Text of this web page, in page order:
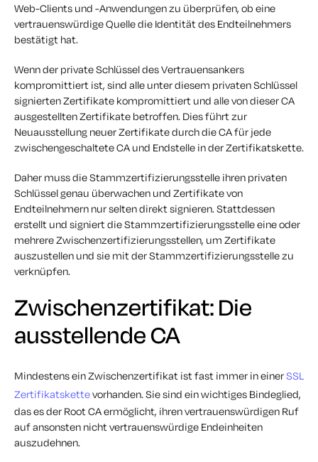
Web-Clients und -Anwendungen zu überprüfen, ob eine
vertrauenswürdige Quelle die Identität des Endteilnehmers
bestätigt hat.
Wenn der private Schlüssel des Vertrauensankers
kompromittiert ist, sind alle unter diesem privaten Schlüssel
signierten Zertifikate kompromittiert und alle von dieser CA
ausgestellten Zertifikate betroffen. Dies führt zur
Neuausstellung neuer Zertifikate durch die CA für jede
zwischengeschaltete CA und Endstelle in der Zertifikatskette.
Daher muss die Stammzertifizierungsstelle ihren privaten
Schlüssel genau überwachen und Zertifikate von
Endteilnehmern nur selten direkt signieren. Stattdessen
erstellt und signiert die Stammzertifizierungsstelle eine oder
mehrere Zwischenzertifizierungsstellen, um Zertifikate
auszustellen und sie mit der Stammzertifizierungsstelle zu
verknüpfen.
Zwischenzertifikat: Die
ausstellende CA
Mindestens ein Zwischenzertifikat ist fast immer in einerSSL
Zertifikatskettevorhanden. Sie sind ein wichtiges Bindeglied,
das es der Root CA ermöglicht, ihren vertrauenswürdigen Ruf
auf ansonsten nicht vertrauenswürdige Endeinheiten
auszudehnen.